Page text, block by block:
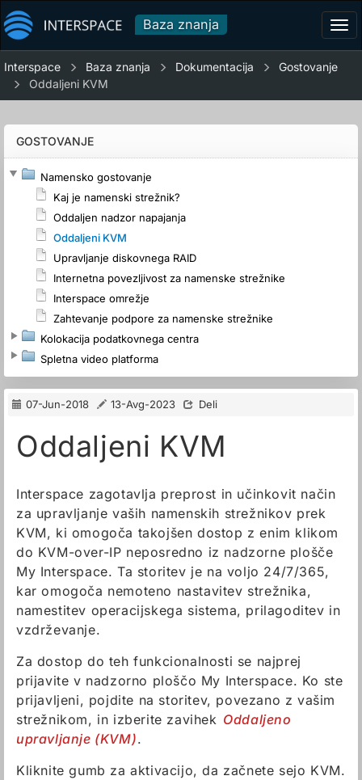
Baza znanja
Interspace Baza znanja Dokumentacija
Gostovanje
Oddaljeni KVM
GOSTOVANJE
Namensko gostovanje
Kaj je namenski strežnik?
Oddaljen nadzor napajanja
Oddaljeni KVM
Upravljanje diskovnega RAID
Internetna povezljivost za namenske strežnike
Interspace omrežje
Zahtevanje podpore za namenske strežnike
Kolokacija podatkovnega centra
Spletna video platforma
07-Jun-2018 13-Avg-2023 Deli
Oddaljeni KVM
Interspace zagotavlja preprost in učinkovit način
za upravljanje vaših namenskih strežnikov prek
KVM, ki omogoča takojšen dostop z enim klikom
do KVM-over-IP neposredno iz nadzorne plošče
My Interspace. Ta storitev je na voljo 24/7/365,
kar omogoča nemoteno nastavitev strežnika,
namestitev operacijskega sistema, prilagoditev in
vzdrževanje.
Za dostop do teh funkcionalnosti se najprej
prijavite v nadzorno ploščo My Interspace. Ko ste
prijavljeni, pojdite na storitev, povezano z vašim
strežnikom, in izberite zavihek Oddaljeno
upravljanje (KVM).
Kliknite gumb za aktivacijo, da začnete sejo KVM.